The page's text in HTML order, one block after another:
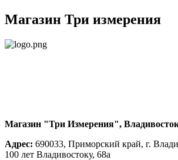
Магазин Три измерения
Магазин "Три Измерения",
Адрес: 690033, Приморский край, г.
100 лет Владивостоку, 68а